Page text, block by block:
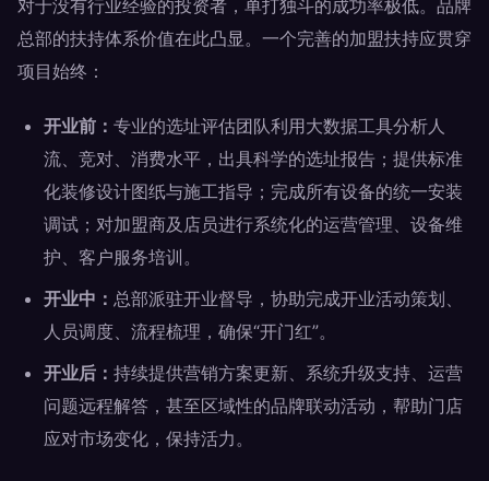
对于没有行业经验的投资者，单打独斗的成功率极低。品牌
总部的扶持体系价值在此凸显。一个完善的加盟扶持应贯穿
项目始终：
开业前： 专业的选址评估团队利用大数据工具分析人
流、竞对、消费水平，出具科学的选址报告；提供标准
化装修设计图纸与施工指导；完成所有设备的统一安装
调试；对加盟商及店员进行系统化的运营管理、设备维
护、客户服务培训。
开业中： 总部派驻开业督导，协助完成开业活动策划、
人员调度、流程梳理，确保“开门红”。
开业后： 持续提供营销方案更新、系统升级支持、运营
问题远程解答，甚至区域性的品牌联动活动，帮助门店
应对市场变化，保持活力。